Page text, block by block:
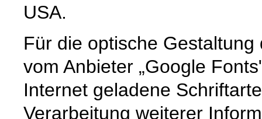
USA.
Für die optische
vom Anbieter „Google
Internet geladene
Verarbeitung weiterer